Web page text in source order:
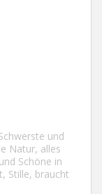
und
Natur, alles
Schöne in
Stille, braucht